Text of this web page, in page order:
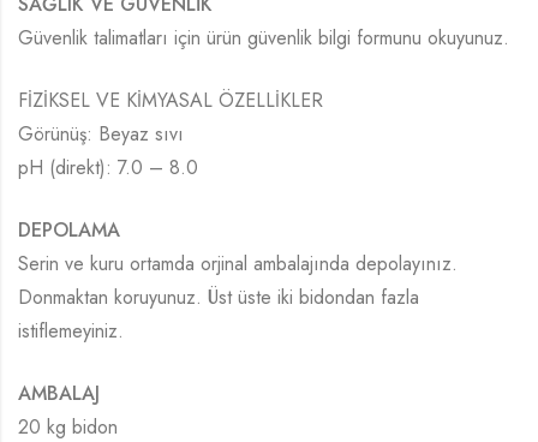
Güvenlik talimatları için ürün güvenlik bilgi formunu okuyunuz.
FİZİKSEL VE KİMYASAL ÖZELLİKLER
Görünüş: Beyaz sıvı
pH (direkt): 7.0 – 8.0
DEPOLAMA
Serin ve kuru ortamda orjinal ambalajında depolayınız.
Donmaktan koruyunuz. Üst üste iki bidondan fazla
istiflemeyiniz.
AMBALAJ
20 kg bidon